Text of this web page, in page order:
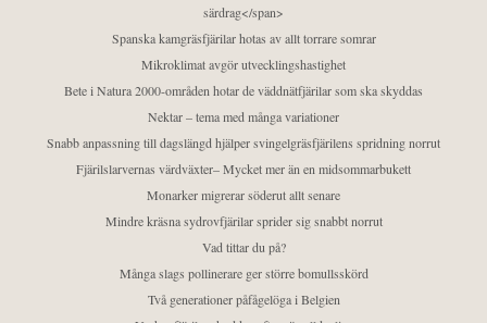
särdrag</span>
Spanska kamgräsfjärilar hotas av allt torrare somrar
Mikroklimat avgör utvecklingshastighet
Bete i Natura 2000-områden hotar de väddnätfjärilar som ska skyddas
Nektar – tema med många variationer
Snabb anpassning till dagslängd hjälper svingelgräsfjärilens spridning norrut
Fjärilslarvernas värdväxter– Mycket mer än en midsommarbukett
Monarker migrerar söderut allt senare
Mindre kräsna sydrovfjärilar sprider sig snabbt norrut
Vad tittar du på?
Många slags pollinerare ger större bomullsskörd
Två generationer påfågelöga i Belgien